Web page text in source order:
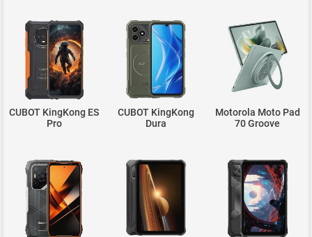
CUBOT KingKong ES
Pro
CUBOT KingKong
Dura
Motorola Moto Pad
70 Groove